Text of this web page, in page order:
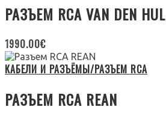
РАЗЪЕМ RCA VAN DEN HUL
1990.00€
КАБЕЛИ И РАЗЪЁМЫ/РАЗЪЕМ RCA
РАЗЪЕМ RCA REAN